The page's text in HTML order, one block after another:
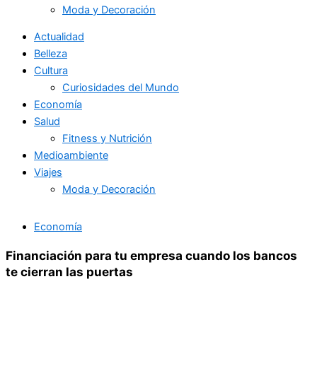
Moda y Decoración
Actualidad
Belleza
Cultura
Curiosidades del Mundo
Economía
Salud
Fitness y Nutrición
Medioambiente
Viajes
Moda y Decoración
Economía
Financiación para tu empresa cuando los bancos
te cierran las puertas